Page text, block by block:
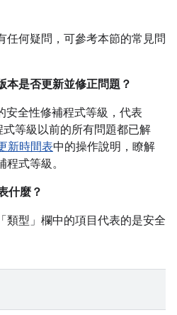
任何疑問，可參考本節的常見問
本是否更新並修正問題？
全性修補程式等級，代表
等級以前的所有問題都已解
新時間表中的操作說明，瞭解
式等級。
什麼？
型」 欄中的項目代表的是安全